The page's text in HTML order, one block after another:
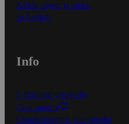
Kaikki ohjeet ja vinkit
In English
Info
S-Business yrityksille
Oiva-raportit
Osuuskauppojen yhteystiedot